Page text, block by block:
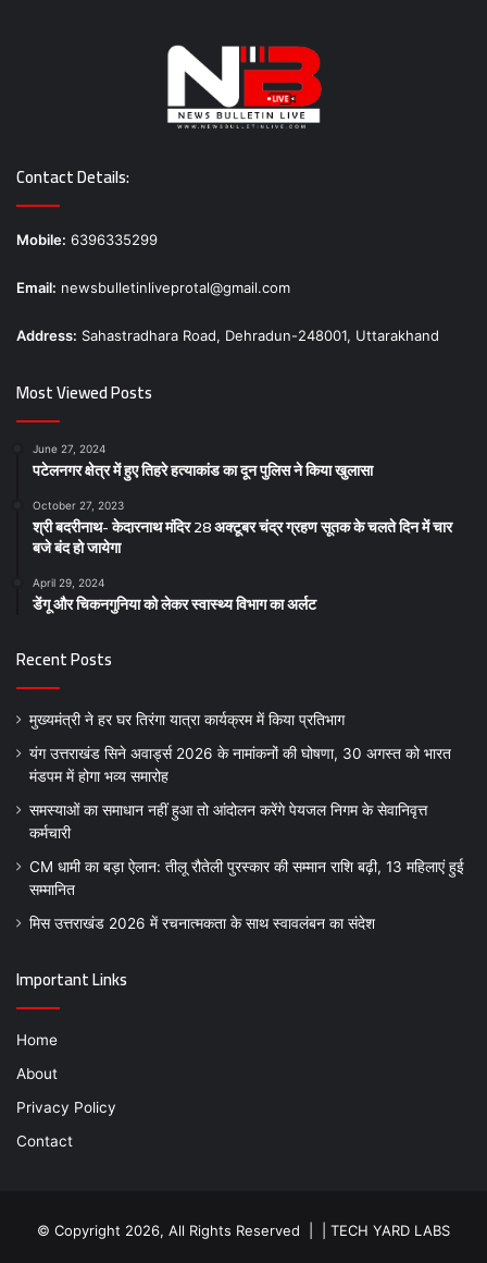
Contact Details:
Mobile: 6396335299
Email: newsbulletinliveprotal@gmail.com
Address: Sahastradhara Road, Dehradun-248001, Uttarakhand
Most Viewed Posts
June 27, 2024
पटेलनगर क्षेत्र में हुए तिहरे हत्याकांड का दून पुलिस ने किया खुलासा
October 27, 2023
श्री बदरीनाथ- केदारनाथ मंदिर 28 अक्टूबर चंद्र ग्रहण सूतक के चलते दिन में चार
बजे बंद हो जायेगा
April 29, 2024
डेंगू और चिकनगुनिया को लेकर स्वास्थ्य विभाग का अर्लट
Recent Posts
मुख्यमंत्री ने हर घर तिरंगा यात्रा कार्यक्रम में किया प्रतिभाग
यंग उत्तराखंड सिने अवार्ड्स 2026 के नामांकनों की घोषणा, 30 अगस्त को भारत
मंडपम में होगा भव्य समारोह
समस्याओं का समाधान नहीं हुआ तो आंदोलन करेंगे पेयजल निगम के सेवानिवृत्त
कर्मचारी
CM धामी का बड़ा ऐलान: तीलू रौतेली पुरस्कार की सम्मान राशि बढ़ी, 13 महिलाएं हुई
सम्मानित
मिस उत्तराखंड 2026 में रचनात्मकता के साथ स्वावलंबन का संदेश
Important Links
Home
About
Privacy Policy
Contact
© Copyright 2026, All Rights Reserved | | TECH YARD LABS